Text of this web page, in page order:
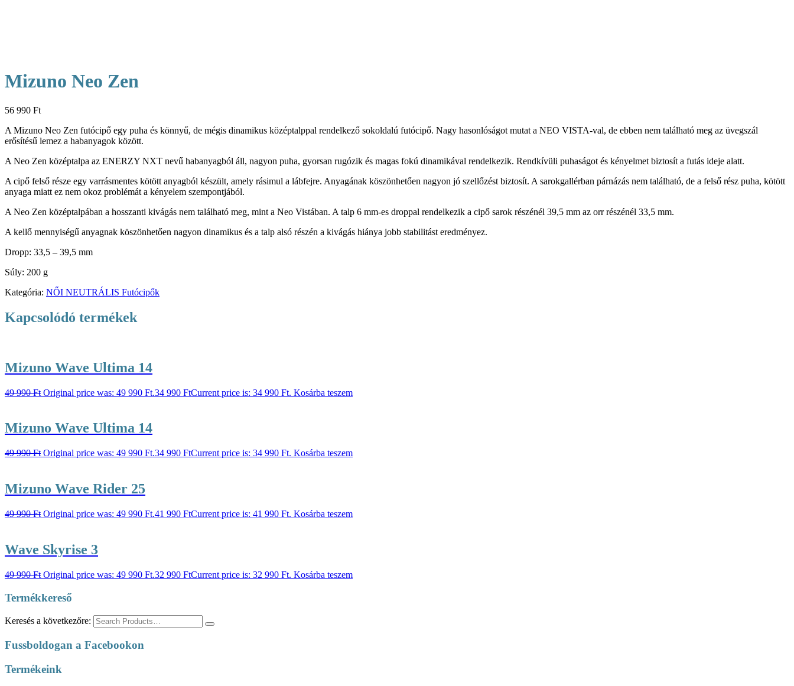
Mizuno Neo Zen
56 990 Ft
A Mizuno Neo Zen futócipő egy puha és könnyű, de mégis dinamikus középtalppal rendelkező sokoldalú futócipő. Nagy hasonlóságot mutat a NEO VISTA-val, de ebben nem található meg az üvegszál
erősítésű lemez a habanyagok között.
A Neo Zen középtalpa az ENERZY NXT nevű habanyagból áll, nagyon puha, gyorsan rugózik és magas fokú dinamikával rendelkezik. Rendkívüli puhaságot és kényelmet biztosít a futás ideje alatt.
A cipő felső része egy varrásmentes kötött anyagból készült, amely rásimul a lábfejre. Anyagának köszönhetően nagyon jó szellőzést biztosít. A sarokgallérban párnázás nem található, de a felső rész puha, kötött
anyaga miatt ez nem okoz problémát a kényelem szempontjából.
A Neo Zen középtalpában a hosszanti kivágás nem található meg, mint a Neo Vistában. A talp 6 mm-es droppal rendelkezik a cipő sarok részénél 39,5 mm az orr részénél 33,5 mm.
A kellő mennyiségű anyagnak köszönhetően nagyon dinamikus és a talp alsó részén a kivágás hiánya jobb stabilitást eredményez.
Dropp: 33,5 – 39,5 mm
Súly: 200 g
Kategória: NŐI NEUTRÁLIS Futócipők
Kapcsolódó termékek
Mizuno Wave Ultima 14
49 990Ft Original price was: 49 990 Ft.34 990 FtCurrent price is: 34 990 Ft. Kosárba teszem
Mizuno Wave Ultima 14
49 990Ft Original price was: 49 990 Ft.34 990 FtCurrent price is: 34 990 Ft. Kosárba teszem
Mizuno Wave Rider 25
49 990Ft Original price was: 49 990 Ft.41 990 FtCurrent price is: 41 990 Ft. Kosárba teszem
Wave Skyrise 3
49 990Ft Original price was: 49 990 Ft.32 990 FtCurrent price is: 32 990 Ft. Kosárba teszem
Termékkereső
Keresés a következőre:
Fussboldogan a Facebookon
Termékeink